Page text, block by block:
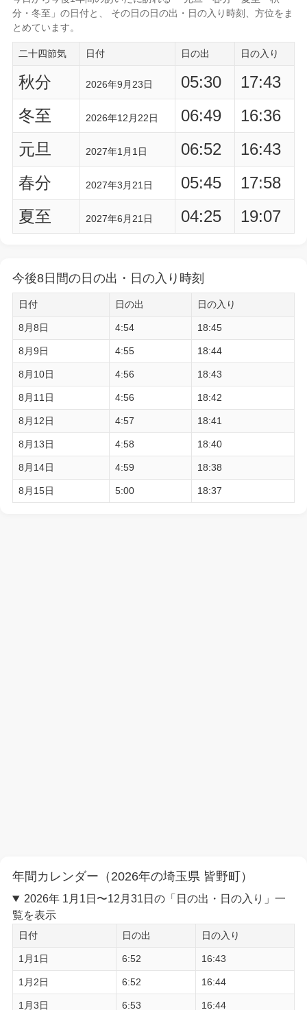
分・冬至」の日付と、 その日の日の出・日の入り時刻
、方位をま
とめています。
二十四節気 日付 日の出 日の入り
秋分 2026年9月23日 05:30
17:43
冬至
2026年12月22日 06:49
16:36
元旦
2027年1月1日 06:52
16:43
春分
2027年3月21日 05:45
17:58
夏至
2027年6月21日 04:25 19:07
今後8日間の日の出・日の入り時刻
日付 日の出 日の入り
8月8日 4:54 18:45
8月9日 4:55 18:44
8月10日 4:56 18:43
8月11日 4:56 18:42
8月12日 4:57 18:41
8月13日 4:58 18:40
8月14日 4:59 18:38
8月15日 5:00 18:37
年間カレンダー（2026年の埼玉県 皆野町）
2026年 1月1日〜12月31日の「日の出・日の入り」一
覧を表示
日付 日の出 日の入り
1月1日 6:52 16:43
1月2日 6:52 16:44
1月3日 6:53 16:44